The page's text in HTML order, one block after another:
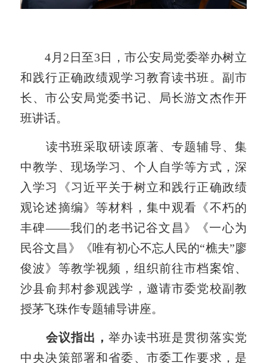
4月2日至3日，市公安局党委举办树立
和践行正确政绩观学习教育读书班。副市
长、市公安局党委书记、局长游文杰作开
班讲话。
读书班采取研读原著、专题辅导、集
中教学、现场学习、个人自学等方式，深
入学习《习近平关于树立和践行正确政绩
观论述摘编》等材料，集中观看《不朽的
丰碑——我们的老书记谷文昌》《一心为
民谷文昌》《唯有初心不忘人民的“樵夫”廖
俊波》等教学视频，组织前往市档案馆、
沙县俞邦村参观践学 ，邀请市委党校副教
授茅飞珠作专题辅导讲座。
会议指出，举办读书班是贯彻落实党
中央决策部署和省委、市委工作要求，是